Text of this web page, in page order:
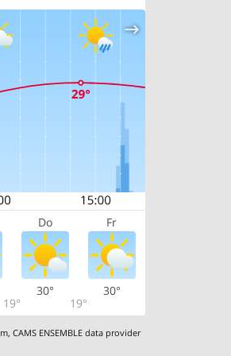
Do Fr
19°
30°
19°
30°
,CAMS ENSEMBLE data provider